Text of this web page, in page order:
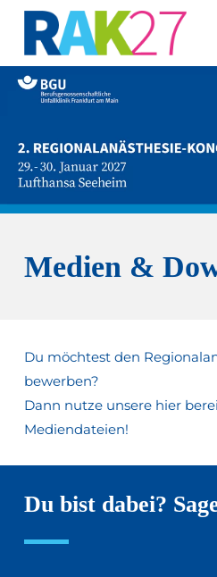
Skip
main
content
Medien &
Du möchtest den
bewerben?
Dann nutze unsere hier
Mediendateien!
Du bist dabei?